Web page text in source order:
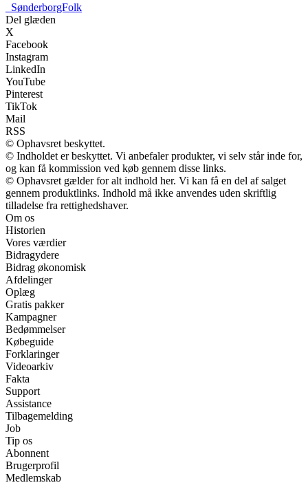
SønderborgFolk
Del glæden
X
Facebook
Instagram
LinkedIn
YouTube
Pinterest
TikTok
Mail
RSS
© Ophavsret beskyttet.
© Indholdet er beskyttet. Vi anbefaler produkter, vi selv står inde for,
og kan få kommission ved køb gennem disse links.
© Ophavsret gælder for alt indhold her. Vi kan få en del af salget
gennem produktlinks. Indhold må ikke anvendes uden skriftlig
tilladelse fra rettighedshaver.
Om os
Historien
Vores værdier
Bidragydere
Bidrag økonomisk
Afdelinger
Oplæg
Gratis pakker
Kampagner
Bedømmelser
Købeguide
Forklaringer
Videoarkiv
Fakta
Support
Assistance
Tilbagemelding
Job
Tip os
Abonnent
Brugerprofil
Medlemskab